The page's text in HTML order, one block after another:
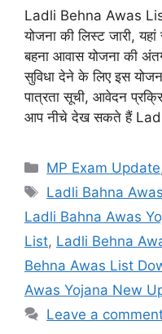
Ladli Behna Awas
योजना की लिस्ट जारी,
बहना आवास योजना की
सुविधा देने के लिए इस
पात्रता सूची, आवेदन
आप नीचे देख सकते हैं
Categories
MP Exam Update
Tags
Ladli Bahna
Ladli Bahna Awas
List, Ladli Behna
Behna Awas List
Awas Yojana New
Leave a